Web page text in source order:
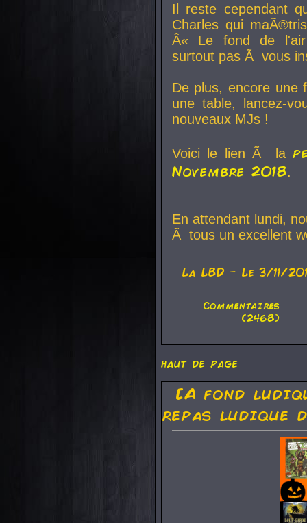
Il reste cependant
Charles qui
Â« Le fond de
surtout pas Ã vous
De plus, encore une
une table, lancez-
nouveaux MJs !
Voici le lien Ã la
Novembre 2018.
En attendant lundi,
Ã tous un excellent
La LBD - Le 3/11/
Commentaires
(2468)
haut de page
[A fond
repas ludique